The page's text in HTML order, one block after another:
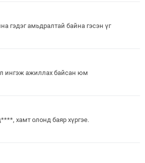
гэдэг амьдралтай байна гэсэн үг
ингэж ажиллах байсан юм
хамт олонд баяр хүргэе.